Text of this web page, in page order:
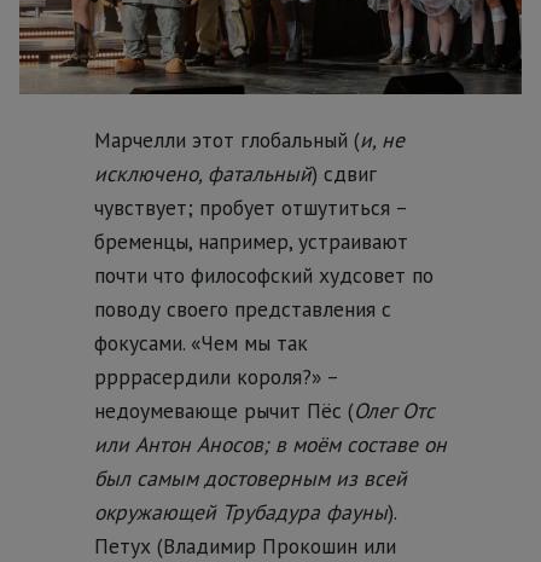
Марчелли этот глобальный (и, не
исключено, фатальный) сдвиг
чувствует; пробует отшутиться –
бременцы, например, устраивают
почти что философский худсовет по
поводу своего представления с
фокусами. «Чем мы так
ррррасердили короля?» –
недоумевающе рычит Пёс (Олег Отс
или Антон Аносов; в моём составе он
был самым достоверным из всей
окружающей Трубадура фауны).
Петух (Владимир Прокошин или